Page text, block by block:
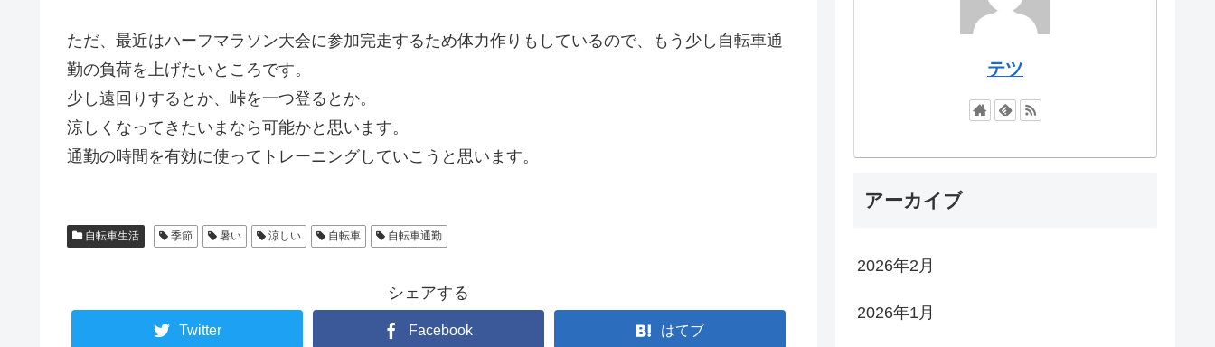
ただ、最近はハーフマラソン大会に参加完走するため体力作りもしているので、もう少し自転車通
勤の負荷を上げたいところです。
少し遠回りするとか、峠を一つ登るとか。
涼しくなってきたいまなら可能かと思います。
通勤の時間を有効に使ってトレーニングしていこうと思います。
自転車生活 季節 暑い 涼しい 自転車 自転車通勤
シェアする
Twitter Facebook はてブ
テツ
アーカイブ
2026年2月
2026年1月